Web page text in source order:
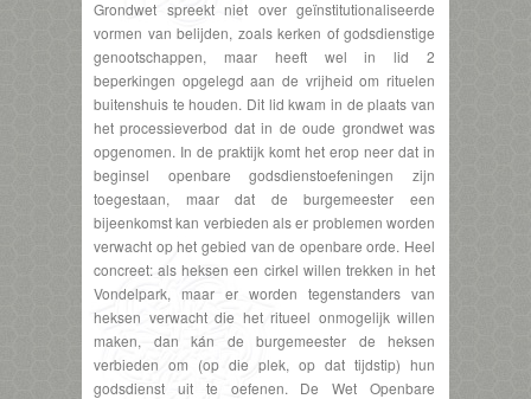
Grondwet spreekt niet over geïnstitutionaliseerde
vormen van belijden, zoals kerken of godsdienstige
genootschappen, maar heeft wel in lid 2
beperkingen opgelegd aan de vrijheid om rituelen
buitenshuis te houden. Dit lid kwam in de plaats van
het processieverbod dat in de oude grondwet was
opgenomen. In de praktijk komt het erop neer dat in
beginsel openbare godsdienstoefeningen zijn
toegestaan, maar dat de burgemeester een
bijeenkomst kan verbieden als er problemen worden
verwacht op het gebied van de openbare orde. Heel
concreet: als heksen een cirkel willen trekken in het
Vondelpark, maar er worden tegenstanders van
heksen verwacht die het ritueel onmogelijk willen
maken, dan kán de burgemeester de heksen
verbieden om (op die plek, op dat tijdstip) hun
godsdienst uit te oefenen. De Wet Openbare